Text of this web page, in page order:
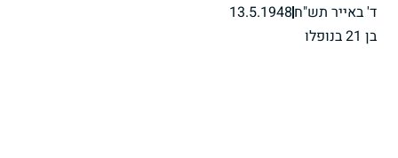
ד' באייר תש"ח13.5.1948
בן 21 בנופלו